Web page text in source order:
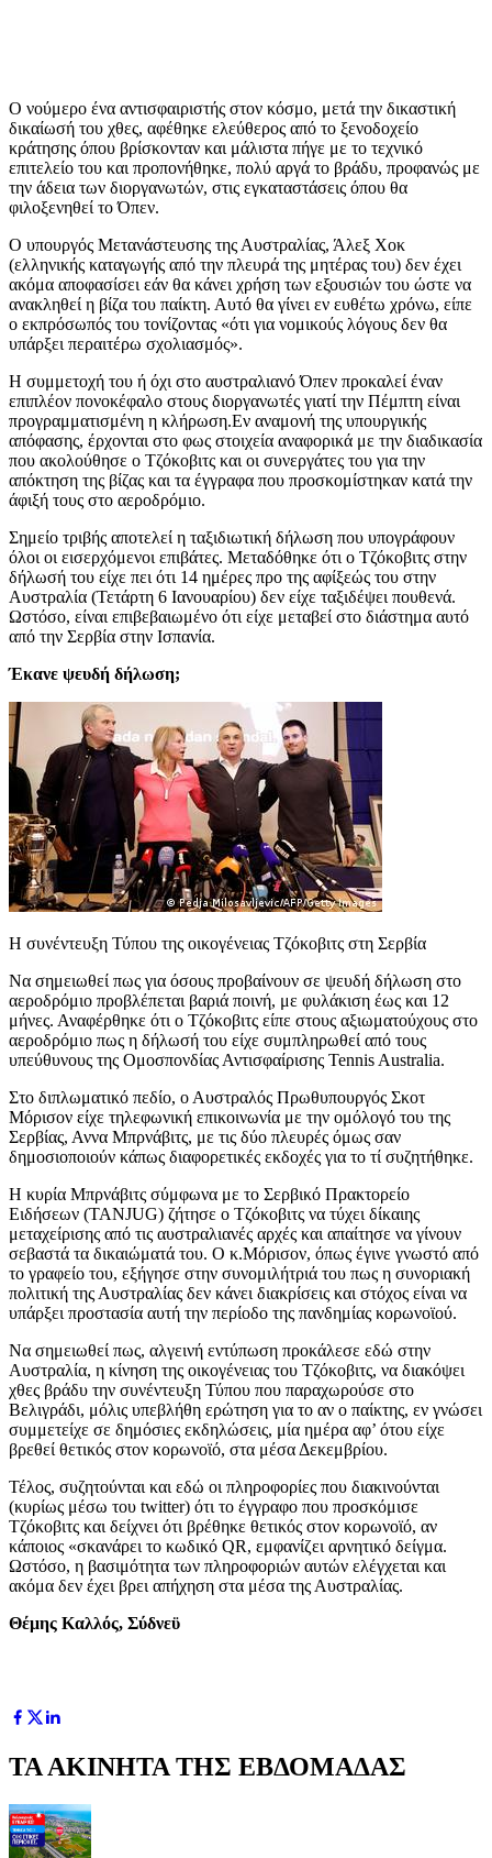
Ο νούμερο ένα αντισφαιριστής στον κόσμο, μετά την δικαστική
δικαίωσή του χθες, αφέθηκε ελεύθερος από το ξενοδοχείο
κράτησης όπου βρίσκονταν και μάλιστα πήγε με το τεχνικό
επιτελείο του και προπονήθηκε, πολύ αργά το βράδυ, προφανώς με
την άδεια των διοργανωτών, στις εγκαταστάσεις όπου θα
φιλοξενηθεί το Όπεν.
Ο υπουργός Μετανάστευσης της Αυστραλίας, Άλεξ Χοκ
(ελληνικής καταγωγής από την πλευρά της μητέρας του) δεν έχει
ακόμα αποφασίσει εάν θα κάνει χρήση των εξουσιών του ώστε να
ανακληθεί η βίζα του παίκτη. Αυτό θα γίνει εν ευθέτω χρόνω, είπε
ο εκπρόσωπός του τονίζοντας «ότι για νομικούς λόγους δεν θα
υπάρξει περαιτέρω σχολιασμός».
Η συμμετοχή του ή όχι στο αυστραλιανό Όπεν προκαλεί έναν
επιπλέον πονοκέφαλο στους διοργανωτές γιατί την Πέμπτη είναι
προγραμματισμένη η κλήρωση.Εν αναμονή της υπουργικής
απόφασης, έρχονται στο φως στοιχεία αναφορικά με την διαδικασία
που ακολούθησε ο Τζόκοβιτς και οι συνεργάτες του για την
απόκτηση της βίζας και τα έγγραφα που προσκομίστηκαν κατά την
άφιξή τους στο αεροδρόμιο.
Σημείο τριβής αποτελεί η ταξιδιωτική δήλωση που υπογράφουν
όλοι οι εισερχόμενοι επιβάτες. Μεταδόθηκε ότι ο Τζόκοβιτς στην
δήλωσή του είχε πει ότι 14 ημέρες προ της αφίξεώς του στην
Αυστραλία (Τετάρτη 6 Ιανουαρίου) δεν είχε ταξιδέψει πουθενά.
Ωστόσο, είναι επιβεβαιωμένο ότι είχε μεταβεί στο διάστημα αυτό
από την Σερβία στην Ισπανία.
Έκανε ψευδή δήλωση;
H συνέντευξη Τύπου της οικογένειας Τζόκοβιτς στη Σερβία
Να σημειωθεί πως για όσους προβαίνουν σε ψευδή δήλωση στο
αεροδρόμιο προβλέπεται βαριά ποινή, με φυλάκιση έως και 12
μήνες. Αναφέρθηκε ότι ο Τζόκοβιτς είπε στους αξιωματούχους στο
αεροδρόμιο πως η δήλωσή του είχε συμπληρωθεί από τους
υπεύθυνους της Ομοσπονδίας Αντισφαίρισης Tennis Australia.
Στο διπλωματικό πεδίο, ο Αυστραλός Πρωθυπουργός Σκοτ
Μόρισον είχε τηλεφωνική επικοινωνία με την ομόλογό του της
Σερβίας, Αννα Μπρνάβιτς, με τις δύο πλευρές όμως σαν
δημοσιοποιούν κάπως διαφορετικές εκδοχές για το τί συζητήθηκε.
Η κυρία Μπρνάβιτς σύμφωνα με το Σερβικό Πρακτορείο
Ειδήσεων (TANJUG) ζήτησε ο Τζόκοβιτς να τύχει δίκαιης
μεταχείρισης από τις αυστραλιανές αρχές και απαίτησε να γίνουν
σεβαστά τα δικαιώματά του. Ο κ.Μόρισον, όπως έγινε γνωστό από
το γραφείο του, εξήγησε στην συνομιλήτριά του πως η συνοριακή
πολιτική της Αυστραλίας δεν κάνει διακρίσεις και στόχος είναι να
υπάρξει προστασία αυτή την περίοδο της πανδημίας κορωνοϊού.
Να σημειωθεί πως, αλγεινή εντύπωση προκάλεσε εδώ στην
Αυστραλία, η κίνηση της οικογένειας του Τζόκοβιτς, να διακόψει
χθες βράδυ την συνέντευξη Τύπου που παραχωρούσε στο
Βελιγράδι, μόλις υπεβλήθη ερώτηση για το αν ο παίκτης, εν γνώσει
συμμετείχε σε δημόσιες εκδηλώσεις, μία ημέρα αφ’ ότου είχε
βρεθεί θετικός στον κορωνοϊό, στα μέσα Δεκεμβρίου.
Τέλος, συζητούνται και εδώ οι πληροφορίες που διακινούνται
(κυρίως μέσω του twitter) ότι το έγγραφο που προσκόμισε
Τζόκοβιτς και δείχνει ότι βρέθηκε θετικός στον κορωνοϊό, αν
κάποιος «σκανάρει το κωδικό QR, εμφανίζει αρνητικό δείγμα.
Ωστόσο, η βασιμότητα των πληροφοριών αυτών ελέγχεται και
ακόμα δεν έχει βρει απήχηση στα μέσα της Αυστραλίας.
Θέμης Καλλός, Σύδνεϋ
ΤΑ ΑΚΙΝΗΤΑ ΤΗΣ ΕΒΔΟΜΑΔΑΣ